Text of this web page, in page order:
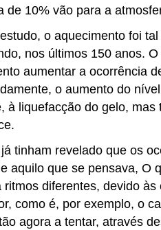
de 10% vão para a
o aquecimento foi
nos últimos 150 anos.
aumentar a ocorrência
o aumento do
à liquefacção do gelo,
tinham revelado que os
aquilo que se pensava, O
ritmos diferentes, devido
como é, por exemplo, o
agora a tentar, através